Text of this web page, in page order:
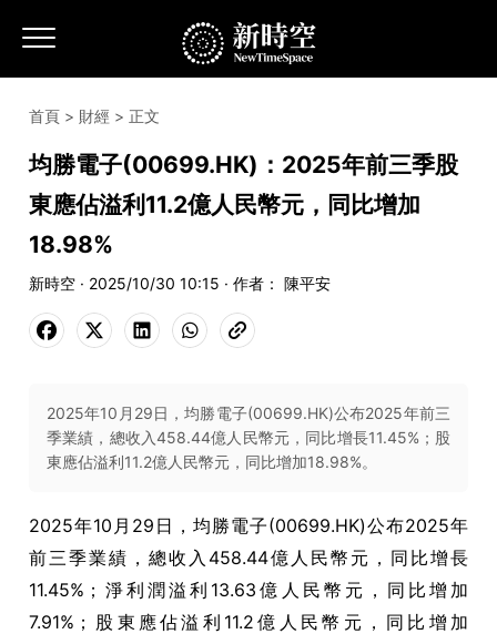
首頁 > 財經 > 正文
均勝電子(00699.HK)：2025年前三季股
東應佔溢利11.2億人民幣元，同比增加
18.98%
新時空 · 2025/10/30 10:15 · 作者： 陳平安
2025年10月29日，均勝電子(00699.HK)公布2025年前三
季業績，總收入458.44億人民幣元，同比增長11.45%；股
東應佔溢利11.2億人民幣元，同比增加18.98%。
2025年10月29日，均勝電子(00699.HK)公布2025年
前三季業績，總收入458.44億人民幣元，同比增長
11.45%；淨利潤溢利13.63億人民幣元，同比增加
7.91%；股東應佔溢利11.2億人民幣元，同比增加